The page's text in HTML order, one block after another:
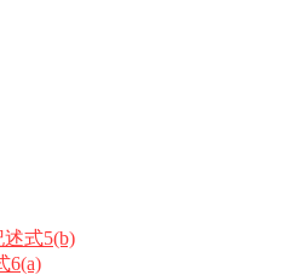
式5(b)
6(a)